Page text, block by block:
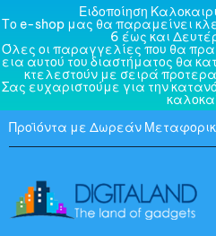
Ειδοποίηση
Το e-shop μας θα παραμείνει
6 έως και
Όλες οι παραγγελίες που θα
εια αυτού του διαστήματος θα
κτελεστούν με σειρά
Σας ευχαριστούμε για την
Προϊόντα με Δωρεάν